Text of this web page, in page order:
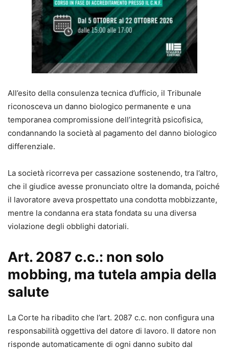
All’esito della consulenza tecnica d’ufficio, il Tribunale
riconosceva un danno biologico permanente e una
temporanea compromissione dell’integrità psicofisica,
condannando la società al pagamento del danno biologico
differenziale.
La società ricorreva per cassazione sostenendo, tra l’altro,
che il giudice avesse pronunciato oltre la domanda, poiché
il lavoratore aveva prospettato una condotta mobbizzante,
mentre la condanna era stata fondata su una diversa
violazione degli obblighi datoriali.
Art. 2087 c.c.: non solo
mobbing, ma tutela ampia della
salute
La Corte ha ribadito che l’art. 2087 c.c. non configura una
responsabilità oggettiva del datore di lavoro. Il datore non
risponde automaticamente di ogni danno subito dal